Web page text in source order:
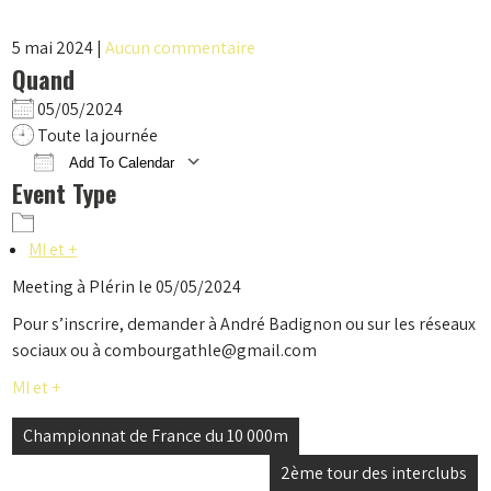
5 mai 2024|Aucun commentaire
Quand
05/05/2024
Toute la journée
Add To Calendar
Download ICSGoogle Calendar
Event Type
MI et +
Meeting à Plérin le 05/05/2024
Pour s’inscrire, demander à André Badignon ou sur les réseaux
sociaux ou à combourgathle@gmail.com
MI et +
Navigation
Championnat de France du 10 000m
2ème tour des interclubs